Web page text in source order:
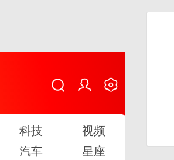
科技
视频
汽车
星座